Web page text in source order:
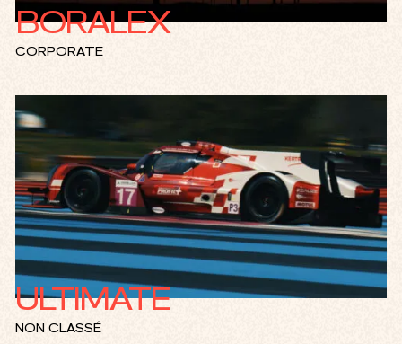
BORALEX
CORPORATE
ULTIMATE
NON CLASSÉ